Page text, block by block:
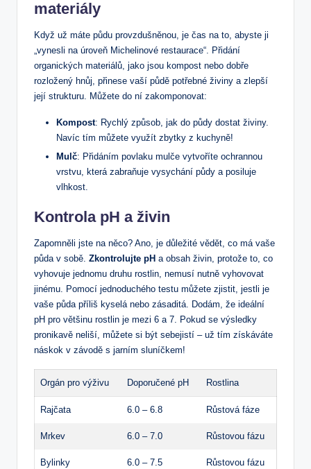
materiály
Když už máte půdu provzdušněnou, je čas na to, abyste ji
„vynesli na úroveň Michelinové restaurace“. Přidání
organických materiálů, jako jsou kompost nebo dobře
rozložený hnůj, přinese vaší půdě potřebné živiny a zlepší
její strukturu. Můžete do ní zakomponovat:
Kompost: Rychlý způsob, jak do půdy dostat živiny.
Navíc tím můžete využít zbytky z kuchyně!
Mulč: Přidáním povlaku mulče vytvoříte ochrannou
vrstvu, která zabraňuje vysychání půdy a posiluje
vlhkost.
Kontrola pH a živin
Zapomněli jste na něco? Ano, je důležité vědět, co má vaše
půda v sobě. Zkontrolujte pH a obsah živin, protože to, co
vyhovuje jednomu druhu rostlin, nemusí nutně vyhovovat
jinému. Pomocí jednoduchého testu můžete zjistit, jestli je
vaše půda příliš kyselá nebo zásaditá. Dodám, že ideální
pH pro většinu rostlin je mezi 6 a 7. Pokud se výsledky
pronikavě neliší, můžete si být sebejistí – už tím získáváte
náskok v závodě s jarním sluníčkem!
Orgán pro výživu Doporučené pH Rostlina
Rajčata 6.0 – 6.8 Růstová fáze
Mrkev 6.0 – 7.0 Růstovou fázu
Bylinky 6.0 – 7.5 Růstovou fázu